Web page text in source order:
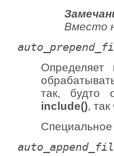
Вместо
Определяет
так, будто
include(), так
Специальное